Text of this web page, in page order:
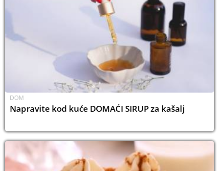
DOM
Napravite kod kuće DOMAĆI SIRUP za kašalj